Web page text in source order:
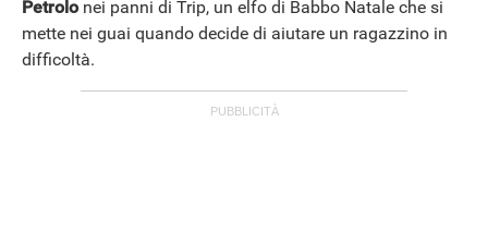
ANDROID
Petrolonei panni di Trip, un elfo di Babbo Natale che si
mette nei guai quando decide di aiutare un ragazzino in
difficoltà.